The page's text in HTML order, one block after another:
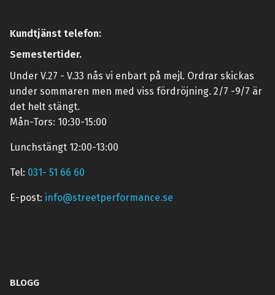
Kundtjänst telefon:
Semestertider.
Under V.27 - V.33 nås vi enbart på mejl. Ordrar skickas
under sommaren men med viss fördröjning. 2/7 -9/7 är
det helt stängt.
Mån-Tors: 10:30-15:00
Lunchstängt 12:00-13:00
Tel: 031- 51 66 60
E-post: info@streetperformance.se
BLOGG